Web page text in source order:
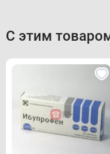
С этим